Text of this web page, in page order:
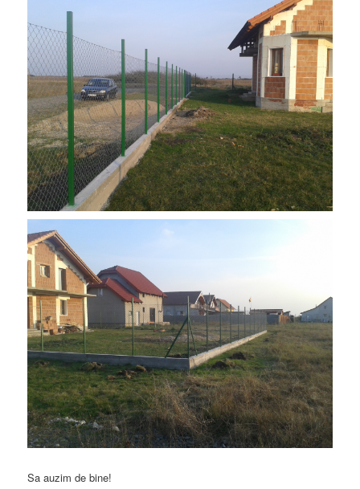
Sa auzim de bine!